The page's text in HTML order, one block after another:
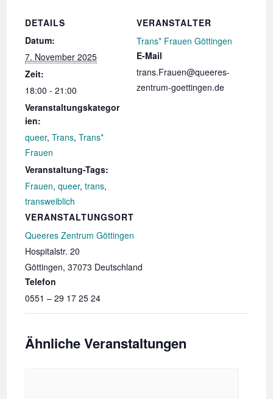
DETAILS
Datum:
7. November 2025
Zeit:
18:00 - 21:00
Veranstaltungskategor
ien:
queer,Trans,Trans*
Frauen
Veranstaltung-Tags:
Frauen,queer,trans,
transweiblich
VERANSTALTUNGSORT
Queeres Zentrum Göttingen
Hospitalstr. 20
Göttingen, 37073 Deutschland
Telefon
0551 – 29 17 25 24
VERANSTALTER
Trans* Frauen Göttingen
E-Mail
trans.Frauen@queeres-
zentrum-goettingen.de
Ähnliche Veranstaltungen